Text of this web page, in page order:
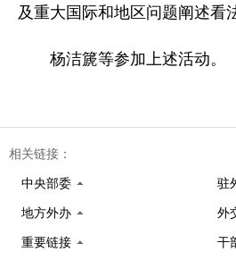
及重大国际和地区问题阐述看
杨洁篪等参加上述活动。
相关链接：
中央部委 驻
地方外办 外
重要链接 干